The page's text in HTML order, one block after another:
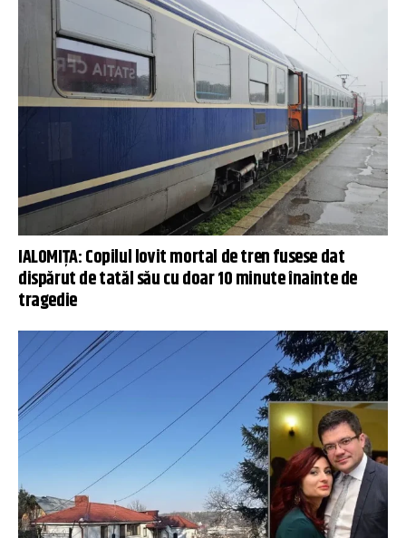
IALOMIŢA: Copilul lovit mortal de tren fusese dat
dispărut de tatăl său cu doar 10 minute înainte de
tragedie